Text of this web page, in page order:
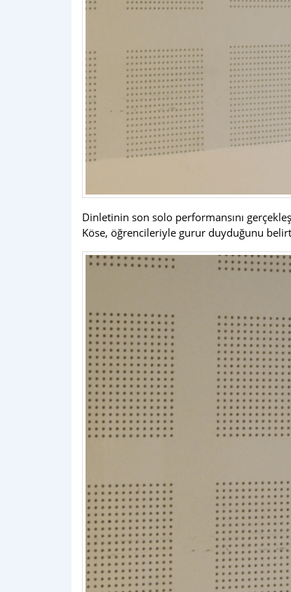
Dinletinin son solo performansını
Köse, öğrencileriyle gurur duyduğunu